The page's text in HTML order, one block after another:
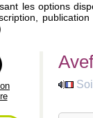
les options